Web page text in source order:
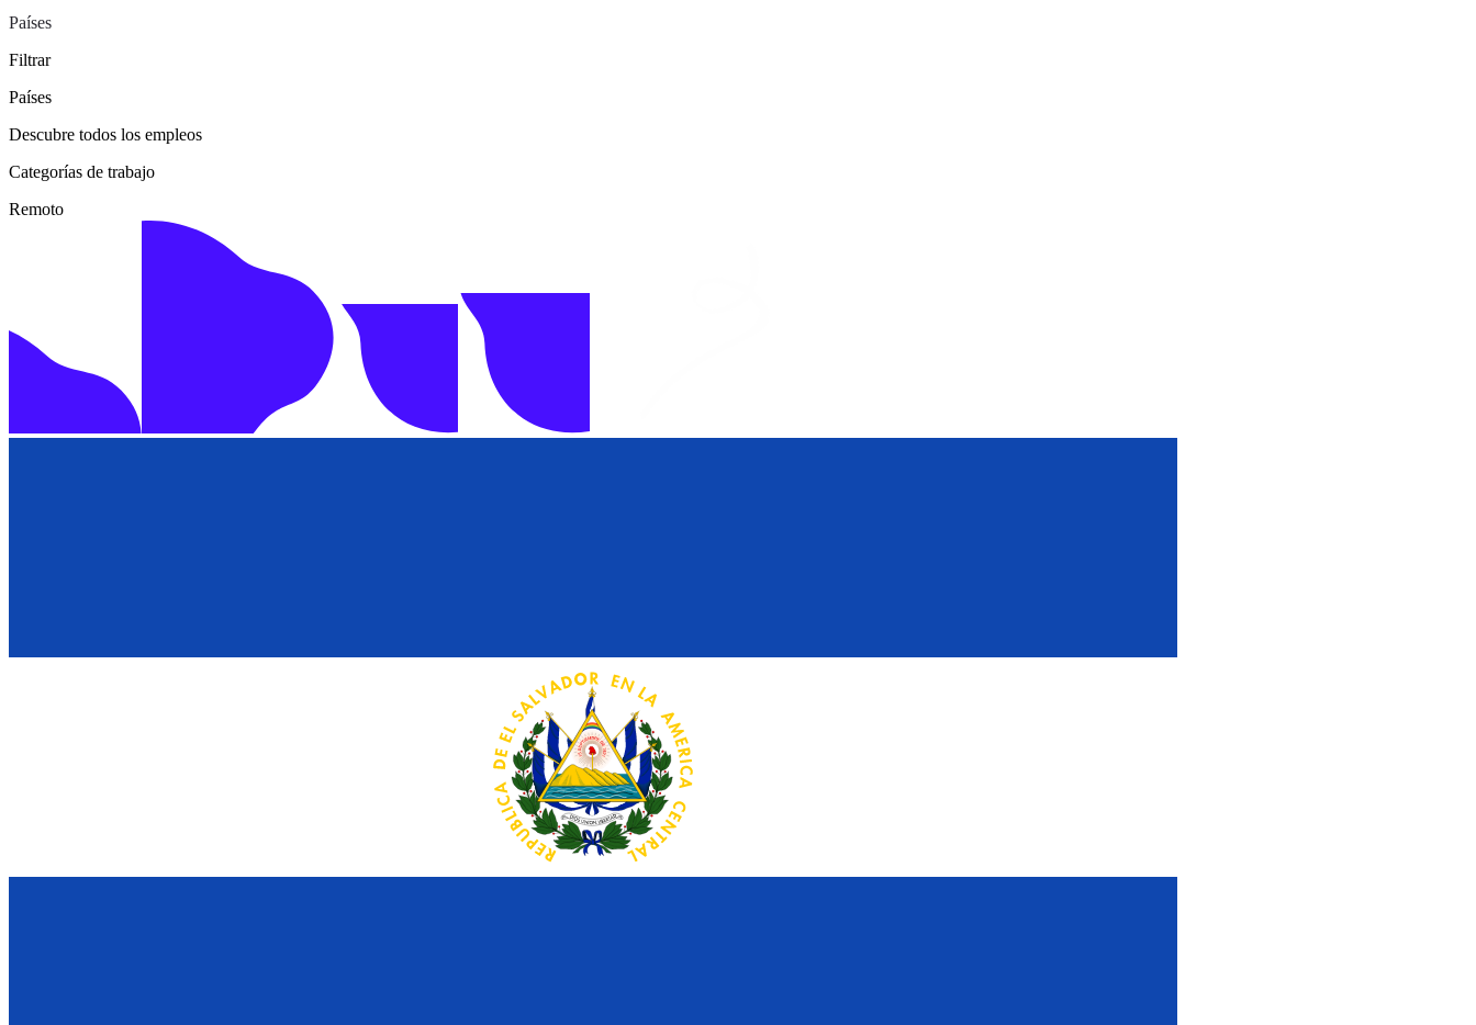
Países
Filtrar
Países
Descubre todos los empleos
Categorías de trabajo
Remoto